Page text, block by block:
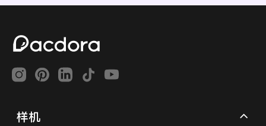
样机